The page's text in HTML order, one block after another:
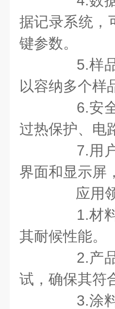
据记录系统，
键参数。
5.样品
以容纳多个样
6.安全
过热保护、电
7.用户
界面和显示屏
应用领
1.材料
其耐候性能。
2.产品
试，确保其符
3.涂料